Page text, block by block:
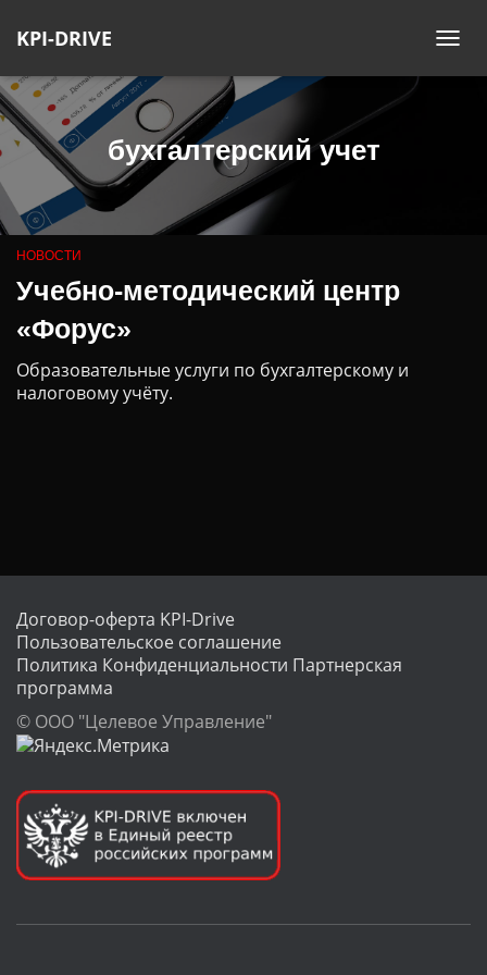
KPI-DRIVE
бухгалтерский учет
НОВОСТИ
Учебно-методический центр
«Форус»
Образовательные услуги по бухгалтерскому и
налоговому учёту.
Договор-оферта KPI-Drive
Пользовательское соглашение
Политика Конфиденциальности Партнерская
программа
© ООО "Целевое Управление"